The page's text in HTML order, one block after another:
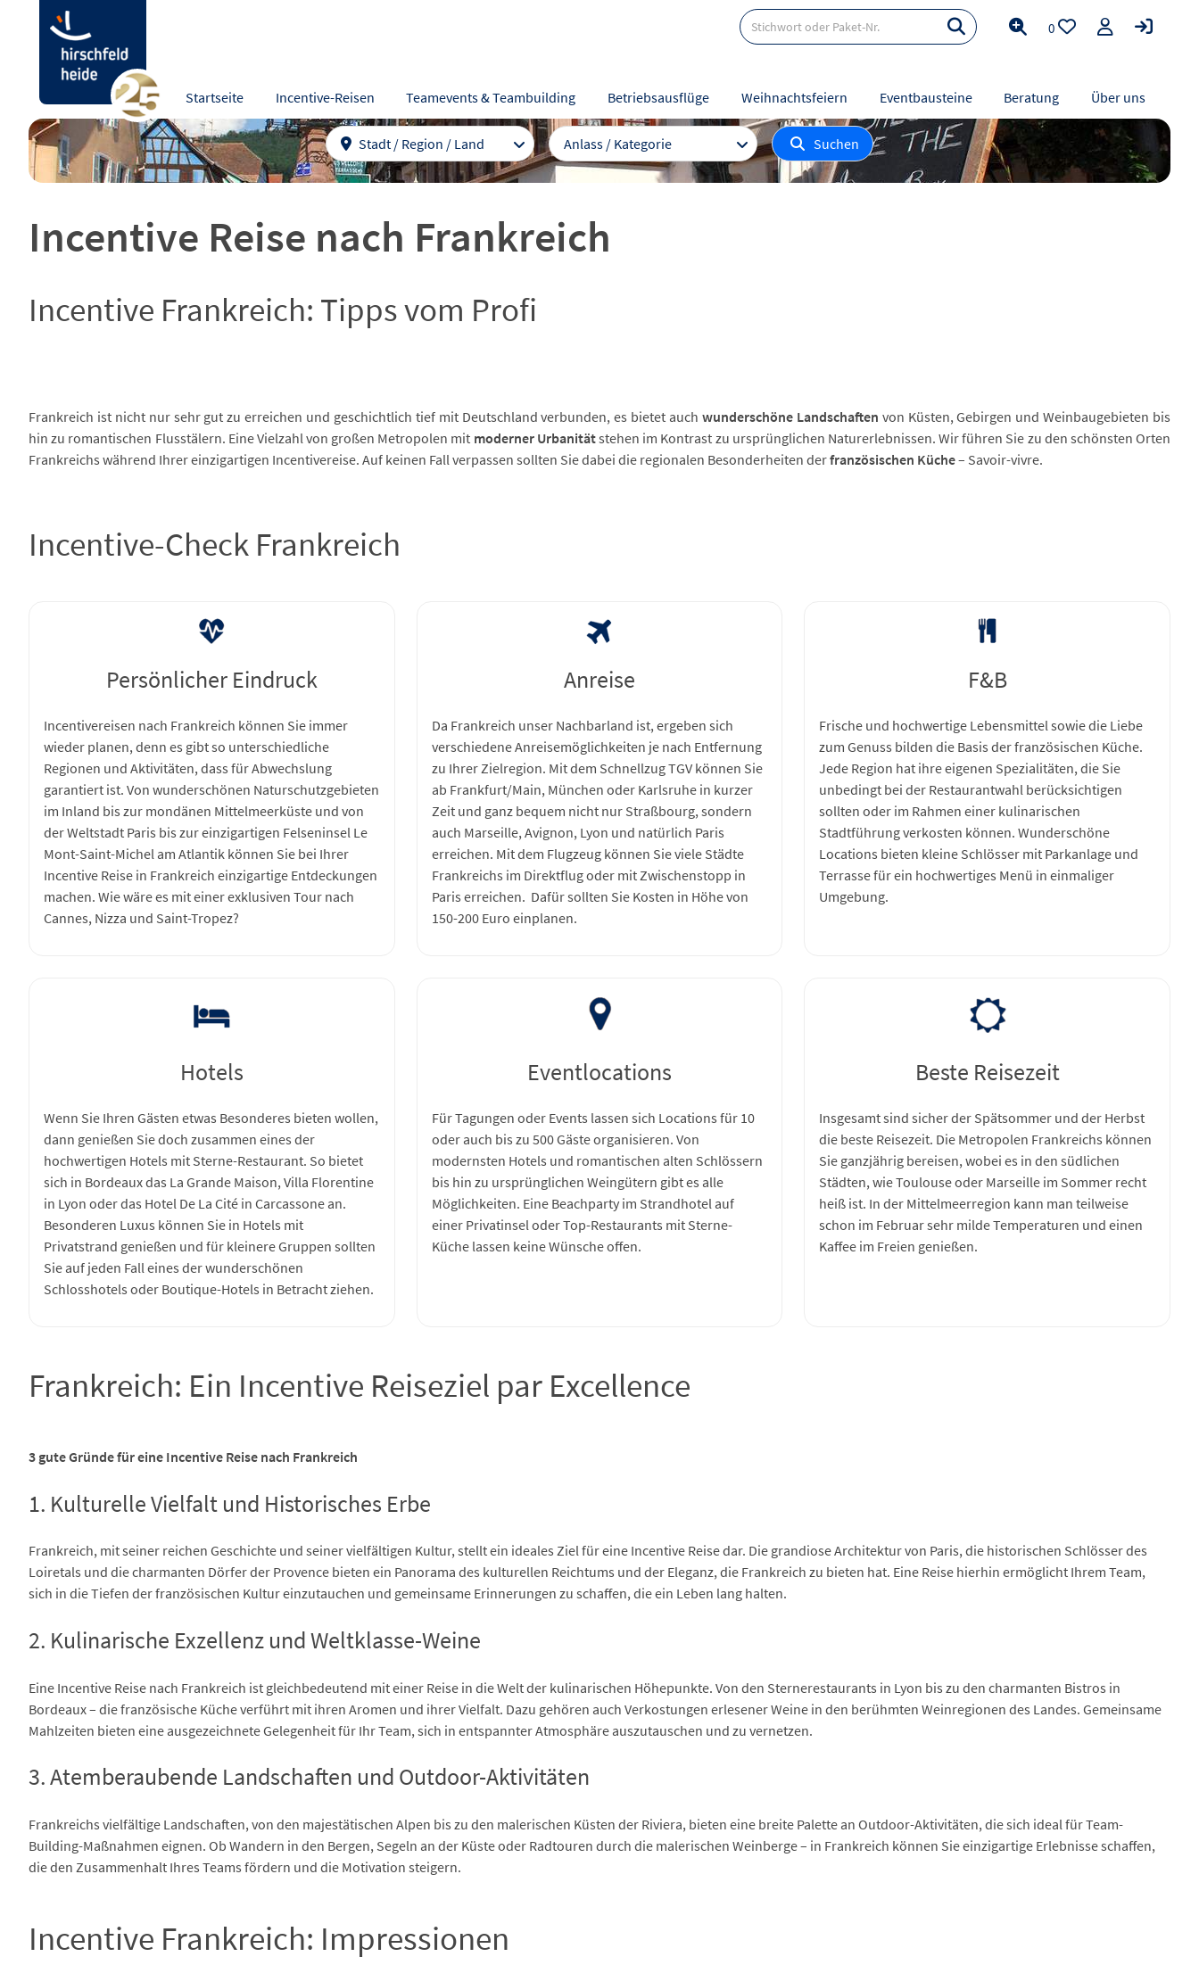
Startseite Incentive-Reisen Teamevents & Teambuilding Betriebsausflüge Weihnachtsfeiern Eventbausteine Beratung Über uns
0
Stadt / Region / Land Anlass / Kategorie Suchen
Incentive Reise nach Frankreich
Incentive Frankreich: Tipps vom Profi
Frankreich ist nicht nur sehr gut zu erreichen und geschichtlich tief mit Deutschland verbunden, es bietet auch wunderschöne Landschaften von Küsten, Gebirgen und Weinbaugebieten bis
hin zu romantischen Flusstälern. Eine Vielzahl von großen Metropolen mit moderner Urbanitätstehen im Kontrast zu ursprünglichen Naturerlebnissen. Wir führen Sie zu den schönsten Orten
Frankreichs während Ihrer einzigartigen Incentivereise. Auf keinen Fall verpassen sollten Sie dabei die regionalen Besonderheiten derfranzösischen Küche– Savoir-vivre.
Incentive-Check Frankreich
Persönlicher Eindruck
Incentivereisen nach Frankreich können Sie immer
wieder planen, denn es gibt so unterschiedliche
Regionen und Aktivitäten, dass für Abwechslung
garantiert ist. Von wunderschönen Naturschutzgebieten
im Inland bis zur mondänen Mittelmeerküste und von
der Weltstadt Paris bis zur einzigartigen Felseninsel Le
Mont-Saint-Michel am Atlantik können Sie bei Ihrer
Incentive Reise in Frankreich einzigartige Entdeckungen
machen. Wie wäre es mit einer exklusiven Tour nach
Cannes, Nizza und Saint-Tropez?
Anreise
Da Frankreich unser Nachbarland ist, ergeben sich
verschiedene Anreisemöglichkeiten je nach Entfernung
zu Ihrer Zielregion. Mit dem Schnellzug TGV können Sie
ab Frankfurt/Main, München oder Karlsruhe in kurzer
Zeit und ganz bequem nicht nur Straßbourg, sondern
auch Marseille, Avignon, Lyon und natürlich Paris
erreichen. Mit dem Flugzeug können Sie viele Städte
Frankreichs im Direktflug oder mit Zwischenstopp in
Paris erreichen. Dafür sollten Sie Kosten in Höhe von
150-200 Euro einplanen.
F&B
Frische und hochwertige Lebensmittel sowie die Liebe
zum Genuss bilden die Basis der französischen Küche.
Jede Region hat ihre eigenen Spezialitäten, die Sie
unbedingt bei der Restaurantwahl berücksichtigen
sollten oder im Rahmen einer kulinarischen
Stadtführung verkosten können. Wunderschöne
Locations bieten kleine Schlösser mit Parkanlage und
Terrasse für ein hochwertiges Menü in einmaliger
Umgebung.
Hotels
Wenn Sie Ihren Gästen etwas Besonderes bieten wollen,
dann genießen Sie doch zusammen eines der
hochwertigen Hotels mit Sterne-Restaurant. So bietet
sich in Bordeaux das La Grande Maison, Villa Florentine
in Lyon oder das Hotel De La Cité in Carcassone an.
Besonderen Luxus können Sie in Hotels mit
Privatstrand genießen und für kleinere Gruppen sollten
Sie auf jeden Fall eines der wunderschönen
Schlosshotels oder Boutique-Hotels in Betracht ziehen.
Eventlocations
Für Tagungen oder Events lassen sich Locations für 10
oder auch bis zu 500 Gäste organisieren. Von
modernsten Hotels und romantischen alten Schlössern
bis hin zu ursprünglichen Weingütern gibt es alle
Möglichkeiten. Eine Beachparty im Strandhotel auf
einer Privatinsel oder Top-Restaurants mit Sterne-
Küche lassen keine Wünsche offen.
Beste Reisezeit
Insgesamt sind sicher der Spätsommer und der Herbst
die beste Reisezeit. Die Metropolen Frankreichs können
Sie ganzjährig bereisen, wobei es in den südlichen
Städten, wie Toulouse oder Marseille im Sommer recht
heiß ist. In der Mittelmeerregion kann man teilweise
schon im Februar sehr milde Temperaturen und einen
Kaffee im Freien genießen.
Frankreich: Ein Incentive Reiseziel par Excellence
3 gute Gründe für eine Incentive Reise nach Frankreich
1. Kulturelle Vielfalt und Historisches Erbe
Frankreich, mit seiner reichen Geschichte und seiner vielfältigen Kultur, stellt ein ideales Ziel für eine Incentive Reise dar. Die grandiose Architektur von Paris, die historischen Schlösser des
Loiretals und die charmanten Dörfer der Provence bieten ein Panorama des kulturellen Reichtums und der Eleganz, die Frankreich zu bieten hat. Eine Reise hierhin ermöglicht Ihrem Team,
sich in die Tiefen der französischen Kultur einzutauchen und gemeinsame Erinnerungen zu schaffen, die ein Leben lang halten.
2. Kulinarische Exzellenz und Weltklasse-Weine
Eine Incentive Reise nach Frankreich ist gleichbedeutend mit einer Reise in die Welt der kulinarischen Höhepunkte. Von den Sternerestaurants in Lyon bis zu den charmanten Bistros in
Bordeaux – die französische Küche verführt mit ihren Aromen und ihrer Vielfalt. Dazu gehören auch Verkostungen erlesener Weine in den berühmten Weinregionen des Landes. Gemeinsame
Mahlzeiten bieten eine ausgezeichnete Gelegenheit für Ihr Team, sich in entspannter Atmosphäre auszutauschen und zu vernetzen.
3. Atemberaubende Landschaften und Outdoor-Aktivitäten
Frankreichs vielfältige Landschaften, von den majestätischen Alpen bis zu den malerischen Küsten der Riviera, bieten eine breite Palette an Outdoor-Aktivitäten, die sich ideal für Team-
Building-Maßnahmen eignen. Ob Wandern in den Bergen, Segeln an der Küste oder Radtouren durch die malerischen Weinberge – in Frankreich können Sie einzigartige Erlebnisse schaffen,
die den Zusammenhalt Ihres Teams fördern und die Motivation steigern.
Incentive Frankreich: Impressionen